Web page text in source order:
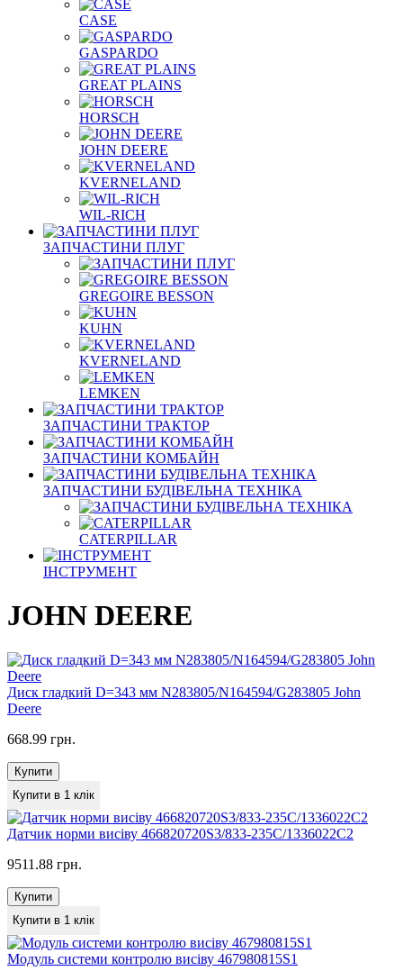
CASE
GASPARDO
GREAT PLAINS
HORSCH
JOHN DEERE
KVERNELAND
WIL-RICH
ЗАПЧАСТИНИ ПЛУГ
GREGOIRE BESSON
KUHN
KVERNELAND
LEMKEN
ЗАПЧАСТИНИ ТРАКТОР
ЗАПЧАСТИНИ КОМБАЙН
ЗАПЧАСТИНИ БУДІВЕЛЬНА ТЕХНІКА
CATERPILLAR
ІНСТРУМЕНТ
JOHN DEERE
Диск гладкий D=343 мм N283805/N164594/G283805 John
Deere
668.99 грн.
Купити
Купити в 1 клік
Датчик норми висіву 466820720S3/833-235C/1336022C2
9511.88 грн.
Купити
Купити в 1 клік
Модуль системи контролю висіву 467980815S1